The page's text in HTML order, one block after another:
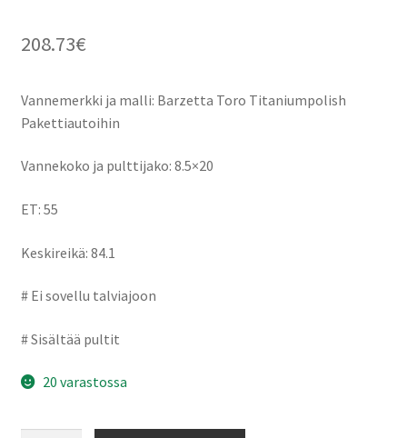
208.73€
Vannemerkki ja malli: Barzetta Toro Titaniumpolish
Pakettiautoihin
Vannekoko ja pulttijako: 8.5×20
ET: 55
Keskireikä: 84.1
# Ei sovellu talviajoon
# Sisältää pultit
20 varastossa